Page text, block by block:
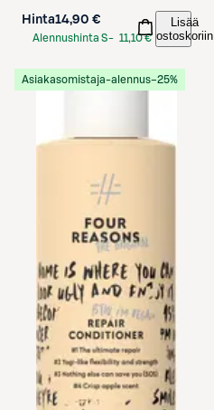
Hinta14,90 €
Alennushinta S- 11,10 €
Lisää
ostoskoriin
Asiakasomistaja-alennus−25%